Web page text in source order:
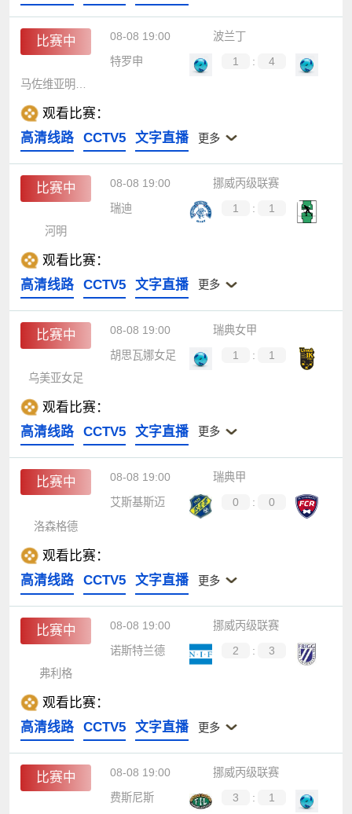
比赛中 08-08 19:00
波兰丁
特罗申
1 :
4
观看比赛：
高清线路
CCTV5 文字直播 更多
比赛中 08-08 19:00
挪威丙级联赛
瑞迪
1 :
1
河明
观看比赛：
高清线路
CCTV5 文字直播 更多
比赛中 08-08 19:00
瑞典女甲
胡思瓦娜女足
1 :
1
乌美亚女足
观看比赛：
高清线路
CCTV5 文字直播 更多
比赛中 08-08 19:00
瑞典甲
艾斯基斯迈
0 :
0
洛森格德
观看比赛：
高清线路
CCTV5 文字直播 更多
比赛中 08-08 19:00
挪威丙级联赛
诺斯特兰德
2 :
3
弗利格
观看比赛：
高清线路
CCTV5 文字直播 更多
比赛中 08-08 19:00
挪威丙级联赛
费斯尼斯
3 :
1